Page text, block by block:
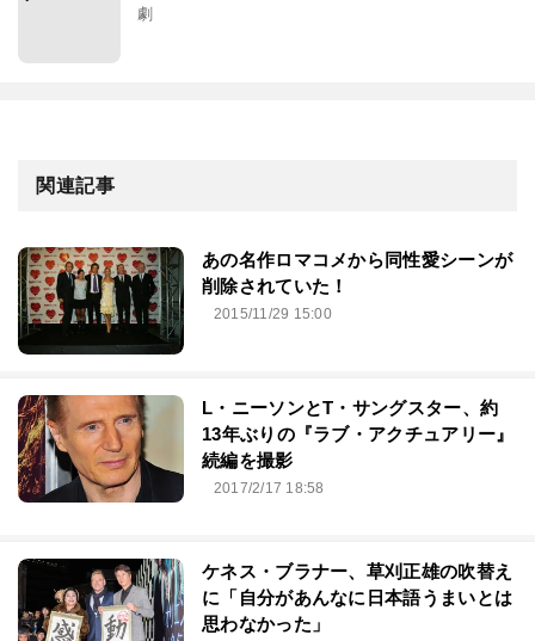
劇
関連記事
あの名作ロマコメから同性愛シーンが
削除されていた！
2015/11/29 15:00
L・ニーソンとT・サングスター、約
13年ぶりの『ラブ・アクチュアリー』
続編を撮影
2017/2/17 18:58
ケネス・ブラナー、草刈正雄の吹替え
に「自分があんなに日本語うまいとは
思わなかった」